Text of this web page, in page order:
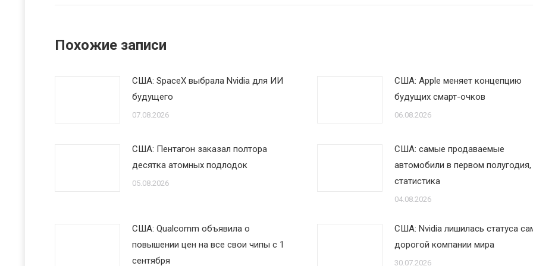
Похожие записи
США: SpaceX выбрала Nvidia для ИИ
будущего
07.08.2026
США: Apple меняет концепцию
будущих смарт-очков
06.08.2026
США: Пентагон заказал полтора
десятка атомных подлодок
05.08.2026
США: самые продаваемые
автомобили в первом полугодия,
статистика
04.08.2026
США: Qualcomm объявила о
повышении цен на все свои чипы с 1
сентября
США: Nvidia лишилась статуса
дорогой компании мира
30.07.2026